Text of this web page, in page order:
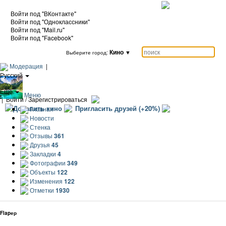
Войти под "ВКонтакте"
Войти под "Одноклассники"
Войти под "Mail.ru"
Войти под "Facebook"
Выберите город: Кино ▼
Модерация |
Русский
|
Еще
|Войти / Зарегистрироваться
Добавить кино Пригласить друзей (+20%)
Меню
Главная
Новости
Стенка
Отзывы 361
Друзья 45
Закладки 4
Фотографии 349
Объекты 122
Изменения 122
Отметки 1930
Flapер